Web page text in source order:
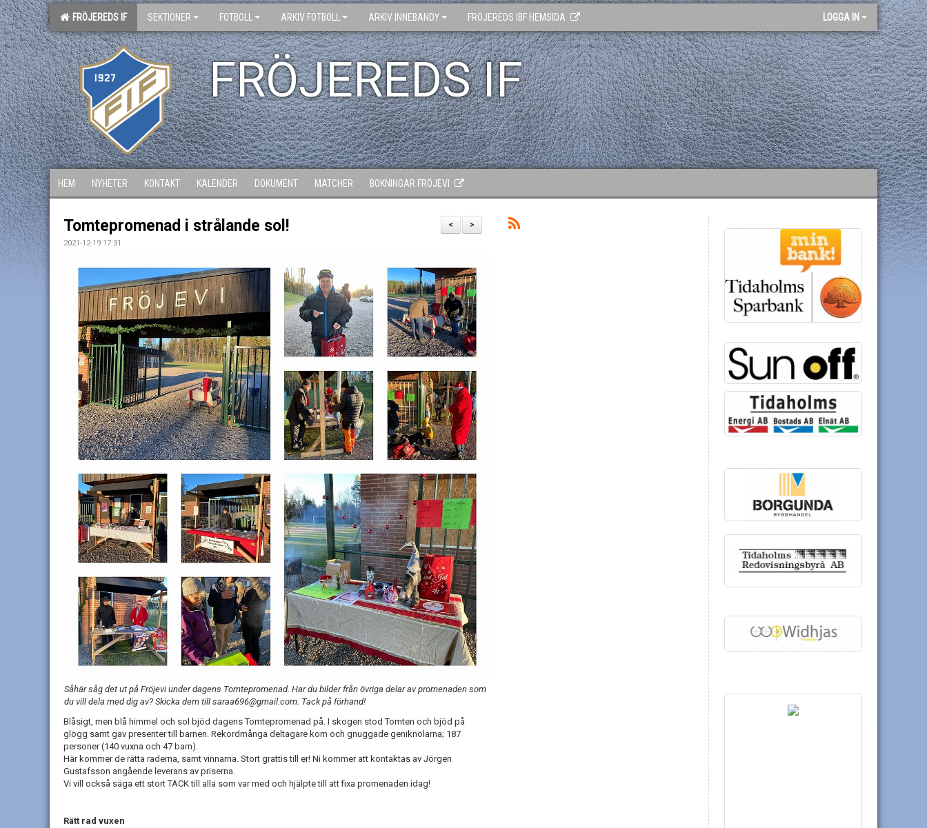
FRÖJEREDS IF SEKTIONER FOTBOLL ARKIV FOTBOLL ARKIV INNEBANDY FRÖJEREDS IBF HEMSIDA LOGGA IN
FRÖJEREDS IF
HEM NYHETER KONTAKT KALENDER DOKUMENT MATCHER BOKNINGAR FRÖJEVI
>
<
Tomtepromenad i strålande sol!
2021-12-19 17:31
Såhär såg det ut på Fröjevi under dagens Tomtepromenad. Har du bilder från övriga delar av promenaden som
du vill dela med dig av? Skicka dem till saraa696@gmail.com. Tack på förhand!
Blåsigt, men blå himmel och sol bjöd dagens Tomtepromenad på. I skogen stod Tomten och bjöd på
glögg samt gav presenter till barnen. Rekordmånga deltagare kom och gnuggade geniknölarna; 187
personer (140 vuxna och 47 barn).
Här kommer de rätta raderna, samt vinnarna. Stort grattis till er! Ni kommer att kontaktas av Jörgen
Gustafsson angående leverans av priserna.
Vi vill också säga ett stort TACK till alla som var med och hjälpte till att fixa promenaden idag!
Rätt rad vuxen